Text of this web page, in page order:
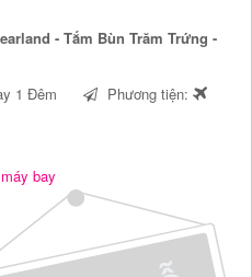
- Tắm Bùn Trăm Trứng -
1 Đêm Phương tiện:
bay